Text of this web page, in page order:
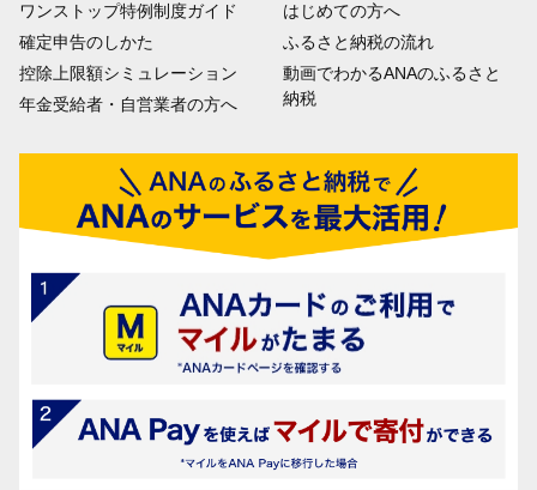
ワンストップ特例制度ガイド
確定申告のしかた
控除上限額シミュレーション
年金受給者・自営業者の方へ
はじめての方へ
ふるさと納税の流れ
動画でわかるANAのふるさと
納税